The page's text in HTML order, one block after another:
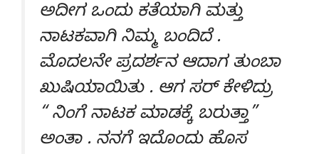
ಅದೀಗ ಒಂದು ಕತೆಯಾಗಿ ಮತ್ತು
ನಾಟಕವಾಗಿ ನಿಮ್ಮ ಬಂದಿದೆ .
ಮೊದಲನೇ ಪ್ರದರ್ಶನ ಆದಾಗ ತುಂಬಾ
ಖುಷಿಯಾಯಿತು . ಆಗ ಸರ್ ಕೇಳಿದ್ರು
“ ನಿಂಗೆ ನಾಟಕ ಮಾಡಕ್ಕೆ ಬರುತ್ತಾ”
ಅಂತಾ . ನನಗೆ ಇದೊಂದು ಹೊಸ